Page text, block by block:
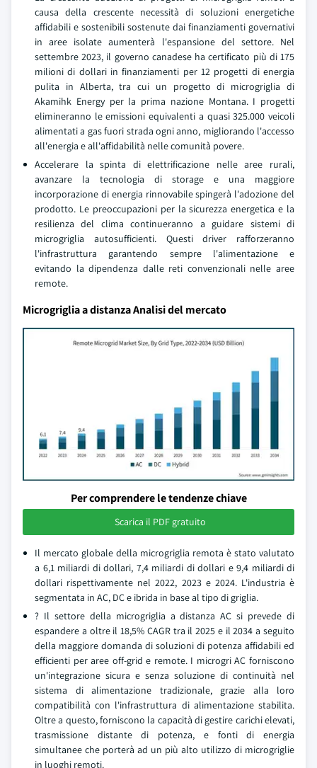
causa della crescente necessità di soluzioni energetiche
affidabili e sostenibili sostenute dai finanziamenti governativi
in aree isolate aumenterà l'espansione del settore. Nel
settembre 2023, il governo canadese ha certificato più di 175
milioni di dollari in finanziamenti per 12 progetti di energia
pulita in Alberta, tra cui un progetto di microgriglia di
Akamihk Energy per la prima nazione Montana. I progetti
elimineranno le emissioni equivalenti a quasi 325.000 veicoli
alimentati a gas fuori strada ogni anno, migliorando l'accesso
all'energia e all'affidabilità nelle comunità povere.
Accelerare la spinta di elettrificazione nelle aree rurali,
avanzare la tecnologia di storage e una maggiore
incorporazione di energia rinnovabile spingerà l'adozione del
prodotto. Le preoccupazioni per la sicurezza energetica e la
resilienza del clima continueranno a guidare sistemi di
microgriglia autosufficienti. Questi driver rafforzeranno
l'infrastruttura garantendo sempre l'alimentazione e
evitando la dipendenza dalle reti convenzionali nelle aree
remote.
Microgriglia a distanza Analisi del mercato
Per comprendere le tendenze chiave
Scarica il PDF gratuito
Il mercato globale della microgriglia remota è stato valutato
a 6,1 miliardi di dollari, 7,4 miliardi di dollari e 9,4 miliardi di
dollari rispettivamente nel 2022, 2023 e 2024. L'industria è
segmentata in AC, DC e ibrida in base al tipo di griglia.
? Il settore della microgriglia a distanza AC si prevede di
espandere a oltre il 18,5% CAGR tra il 2025 e il 2034 a seguito
della maggiore domanda di soluzioni di potenza affidabili ed
efficienti per aree off-grid e remote. I microgri AC forniscono
un'integrazione sicura e senza soluzione di continuità nel
sistema di alimentazione tradizionale, grazie alla loro
compatibilità con l'infrastruttura di alimentazione stabilita.
Oltre a questo, forniscono la capacità di gestire carichi elevati,
trasmissione distante di potenza, e fonti di energia
simultanee che porterà ad un più alto utilizzo di microgriglie
in luoghi remoti.